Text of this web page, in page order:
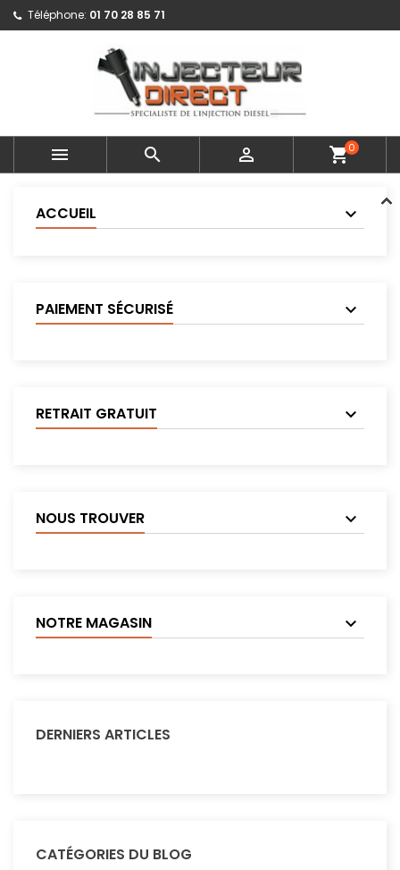
Téléphone: 01 70 28 85 71
   shopping_cart0
ACCUEIL
PAIEMENT SÉCURISÉ
RETRAIT GRATUIT
NOUS TROUVER
NOTRE MAGASIN
DERNIERS ARTICLES
CATÉGORIES DU BLOG